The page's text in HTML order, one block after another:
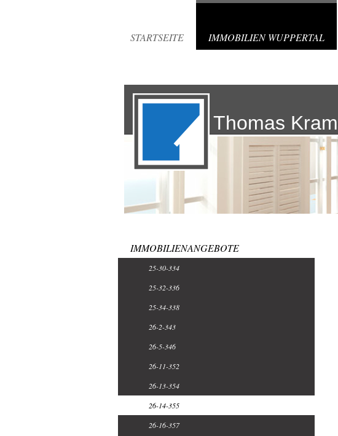
STARTSEITE IMMOBILIEN WUPPERTAL
Thomas
IMMOBILIENANGEBOTE
25-30-334
25-32-336
25-34-338
26-2-343
26-5-346
26-11-352
26-13-354
26-14-355
26-16-357